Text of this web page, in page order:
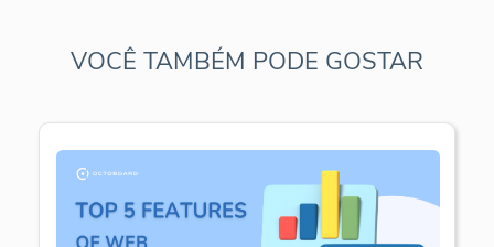
VOCÊ TAMBÉM PODE GOSTAR